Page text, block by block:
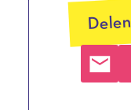
Delen